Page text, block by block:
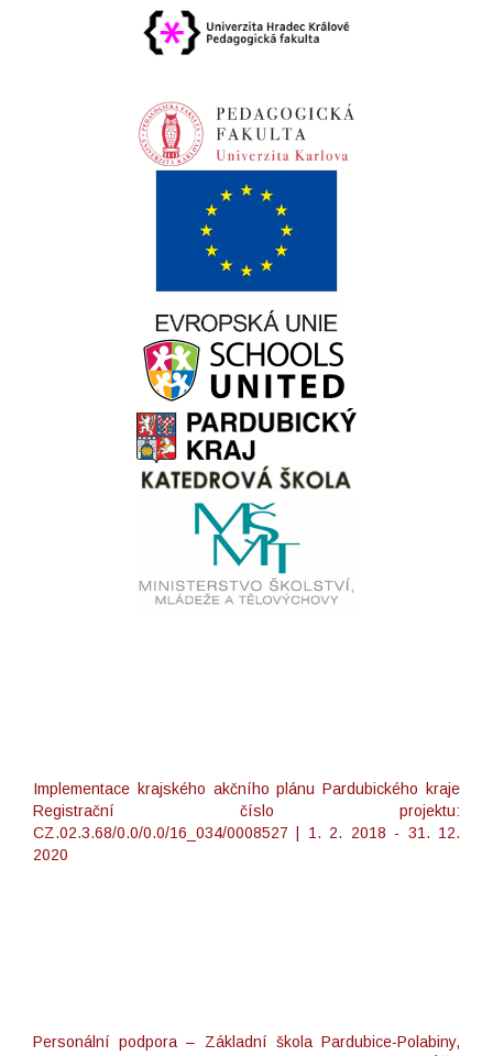
Implementace krajského akčního plánu Pardubického kraje
Registrační číslo projektu:
CZ.02.3.68/0.0/0.0/16_034/0008527 | 1. 2. 2018 - 31. 12.
2020
Personální podpora – Základní škola Pardubice-Polabiny,